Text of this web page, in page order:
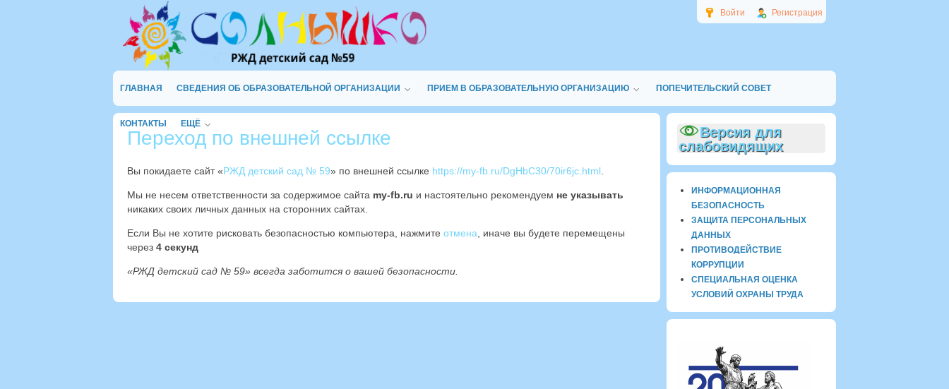
Войти Регистрация
ГЛАВНАЯ СВЕДЕНИЯ ОБ ОБРАЗОВАТЕЛЬНОЙ ОРГАНИЗАЦИИ ПРИЕМ В ОБРАЗОВАТЕЛЬНУЮ ОРГАНИЗАЦИЮ ПОПЕЧИТЕЛЬСКИЙ СОВЕТ
КОНТАКТЫ ЕЩЁ
Переход по внешней ссылке
Вы покидаете сайт «РЖД детский сад № 59» по внешней ссылке https://my-fb.ru/DgHbC30/70ir6jc.html
Мы не несем ответственности за содержимое сайта my-fb.ru и настоятельно рекомендуем не указывать
никаких своих личных данных на сторонних сайтах.
Если Вы не хотите рисковать безопасностью компьютера, нажмите отмена , иначе вы будете перемещены
через 4 секунд
«РЖД детский сад № 59» всегда заботится о вашей безопасности.
Версия для
слабовидящих
ИНФОРМАЦИОННАЯ
БЕЗОПАСНОСТЬ
ЗАЩИТА ПЕРСОНАЛЬНЫХ
ДАННЫХ
ПРОТИВОДЕЙСТВИЕ
КОРРУПЦИИ
СПЕЦИАЛЬНАЯ ОЦЕНКА
УСЛОВИЙ ОХРАНЫ ТРУДА